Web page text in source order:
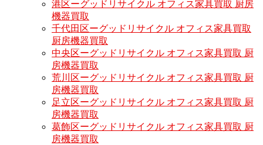
港区ーグッドリサイクル オフィス家具買取 厨房
機器買取
千代田区ーグッドリサイクル オフィス家具買取
厨房機器買取
中央区ーグッドリサイクル オフィス家具買取 厨
房機器買取
荒川区ーグッドリサイクル オフィス家具買取 厨
房機器買取
足立区ーグッドリサイクル オフィス家具買取 厨
房機器買取
葛飾区ーグッドリサイクル オフィス家具買取 厨
房機器買取